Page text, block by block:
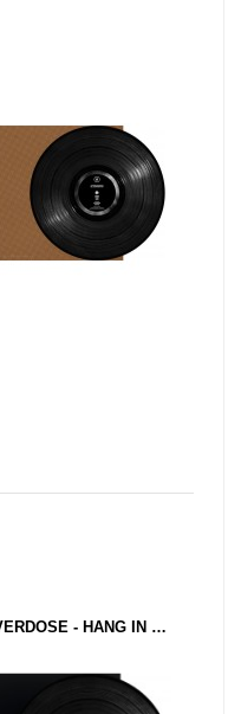
DJ OVERDOSE - HANG IN THERE (CURTIS ELECTRONIX) 12"